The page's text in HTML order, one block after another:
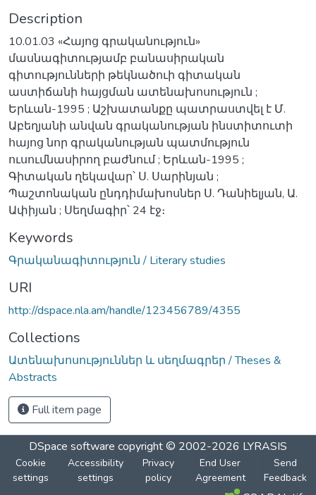
Description
10.01.03 «Հայոց գրականություն»
մասնագիտությամբ բանասիրական
գիտությունների թեկնածուի գիտական
աստիճանի հայցման ատենախոսություն ;
Երևան-1995 ; Աշխատանքը պատրաստվել է Մ.
Աբեղյանի անվան գրականության ինստիտուտի
հայոց նոր գրականության պատմություն
ուսումնասիրող բաժնում ; Երևան-1995 ;
Գիտական ղեկավար՝ Ս. Սարինյան ;
Պաշտոնական ընդդիմախոսներ Ս. Դանիելյան, Ա.
Ափիյան ; Սեղմագիր՝ 24 էջ։
Keywords
Գրականագիտություն / Literary studies
URI
http://dspace.nla.am/handle/123456789/4355
Collections
Ատենախոսություններ և սեղմագրեր / Theses &
Abstracts
Full item page
DSpace software copyright © 2002-2026 LYRASIS
Cookie
settings
Accessibility
settings
Privacy
policy
End User
Agreement
Send
Feedback